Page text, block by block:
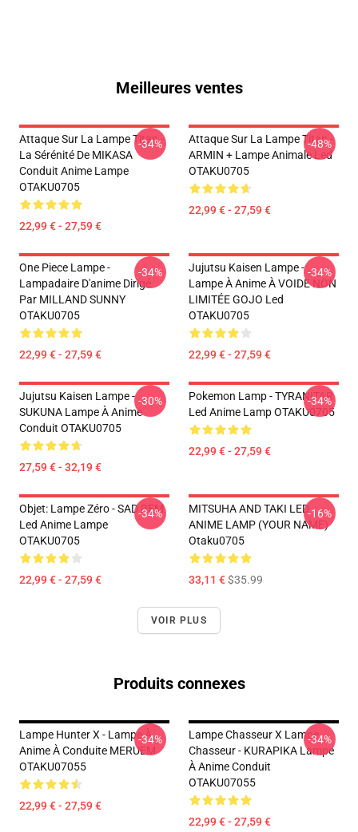
Meilleures ventes
Attaque Sur La Lampe Titan -
La Sérénité De MIKASA
Conduit Anime Lampe
OTAKU0705
22,99 € - 27,59 €
-34%
Attaque Sur La Lampe Titan -
ARMIN + Lampe Animale Led
OTAKU0705
22,99 € - 27,59 €
-48%
One Piece Lampe -
Lampadaire D'anime Dirigé
Par MILLAND SUNNY
OTAKU0705
22,99 € - 27,59 €
-34%
Jujutsu Kaisen Lampe -
Lampe À Anime À VOIDE NON
LIMITÉE GOJO Led
OTAKU0705
22,99 € - 27,59 €
-34%
Jujutsu Kaisen Lampe -
SUKUNA Lampe À Anime
Conduit OTAKU0705
27,59 € - 32,19 €
-30%
Pokemon Lamp - TYRANITAR
Led Anime Lamp OTAKU0705
22,99 € - 27,59 €
-34%
Objet: Lampe Zéro - SAD REM
Led Anime Lampe
OTAKU0705
22,99 € - 27,59 €
-34%
MITSUHA AND TAKI LED
ANIME LAMP (YOUR NAME)
Otaku0705
33,11 €$35.99
-16%
VOIR PLUS
Produits connexes
Lampe Hunter X - Lampe À
Anime À Conduite MERUEM
OTAKU07055
22,99 € - 27,59 €
-34%
Lampe Chasseur X Lampe
Chasseur - KURAPIKA Lampe
À Anime Conduit
OTAKU07055
22,99 € - 27,59 €
-34%